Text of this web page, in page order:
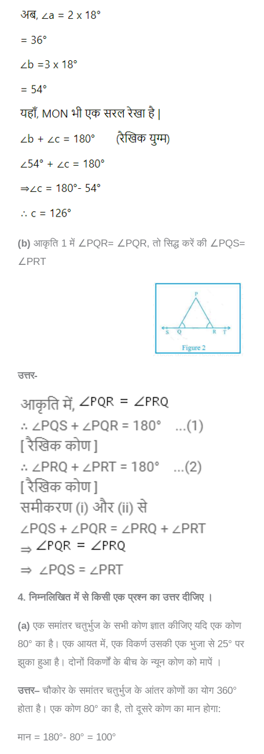
(b) आकृति 1 में ∠PQR= ∠PQR, तो सिद्ध करें की ∠PQS=
∠PRT
उत्तर-
4. निम्नलिखित में से किसी एक प्रश्न का उत्तर दीजिए ।
(a) एक समांतर चतुर्भुज के सभी कोण ज्ञात कीजिए यदि एक कोण
80° का है। एक आयत में, एक विकर्ण उसकी एक भुजा से 25° पर
झुका हुआ है। दोनों विकर्णों के बीच के न्यून कोण को मापें ।
उत्तर– चौकोर के समांतर चतुर्भुज के आंतर कोणों का योग 360°
होता है। एक कोण 80° का है, तो दूसरे कोण का मान होगा:
मान = 180°- 80° = 100°